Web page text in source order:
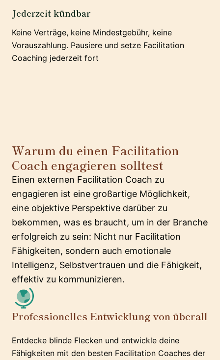
Jederzeit kündbar
Keine Verträge, keine Mindestgebühr, keine
Vorauszahlung. Pausiere und setze Facilitation
Coaching jederzeit fort
Warum du einen Facilitation
Coach engagieren solltest
Einen externen Facilitation Coach zu
engagieren ist eine großartige Möglichkeit,
eine objektive Perspektive darüber zu
bekommen, was es braucht, um in der Branche
erfolgreich zu sein: Nicht nur Facilitation
Fähigkeiten, sondern auch emotionale
Intelligenz, Selbstvertrauen und die Fähigkeit,
effektiv zu kommunizieren.
Professionelles Entwicklung von überall
Entdecke blinde Flecken und entwickle deine
Fähigkeiten mit den besten Facilitation Coaches der